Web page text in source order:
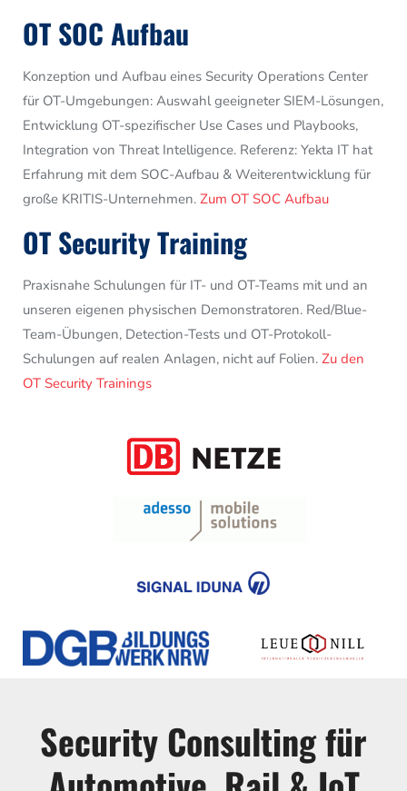
OT SOC Aufbau
Konzeption und Aufbau eines Security Operations Center
für OT-Umgebungen: Auswahl geeigneter SIEM-Lösungen,
Entwicklung OT-spezifischer Use Cases und Playbooks,
Integration von Threat Intelligence. Referenz: Yekta IT hat
Erfahrung mit dem SOC-Aufbau & Weiterentwicklung für
große KRITIS-Unternehmen. Zum OT SOC Aufbau
OT Security Training
Praxisnahe Schulungen für IT- und OT-Teams mit und an
unseren eigenen physischen Demonstratoren. Red/Blue-
Team-Übungen, Detection-Tests und OT-Protokoll-
Schulungen auf realen Anlagen, nicht auf Folien. Zu den
OT Security Trainings
Security Consulting für